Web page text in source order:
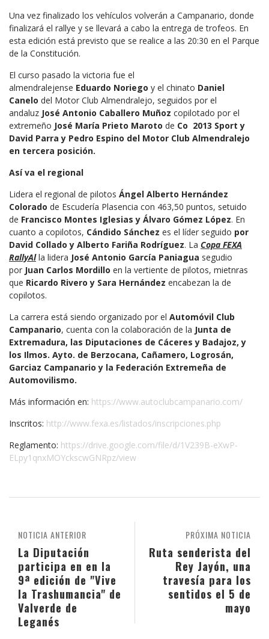
Una vez finalizado los vehículos volverán a Campanario, donde
finalizará el rallye y se llevará a cabo la entrega de trofeos. En
esta edición está previsto que se realice a las 20:30 en el Parque
de la Constitución.
El curso pasado la victoria fue el
almendralejense Eduardo Noriego y el chinato Daniel
Canelo del Motor Club Almendralejo, seguidos por el
andaluz José Antonio Caballero Muñoz copilotado por el
extremeño José María Prieto Maroto de Co 2013 Sport y
David Parra y Pedro Espino del Motor Club Almendralejo
en tercera posición.
Así va el regional
Lidera el regional de pilotos Ángel Alberto Hernández
Colorado de Escudería Plasencia con 463,50 puntos, setuido
de Francisco Montes Iglesias y Álvaro Gómez López. En
cuanto a copilotos, Cándido Sánchez es el líder seguido por
David Collado y Alberto Fariña Rodríguez. La Copa FEXA
RallyAlla lidera José Antonio García Paniagua segudio
por Juan Carlos Mordillo en la vertiente de pilotos, mietnras
que Ricardo Rivero y Sara Hernández encabezan la de
copilotos.
La carrera está siendo organizado por el Automóvil Club
Campanario, cuenta con la colaboración de la Junta de
Extremadura, las Diputaciones de Cáceres y Badajoz, y
los Ilmos. Ayto. de Berzocana, Cañamero, Logrosán,
Garciaz Campanario y la Federación Extremeña de
Automovilismo.
Más información en: https://www.autoclubcampanario.com/
Inscritos: http://www.fexa.es/listados/inscripciones.php
Reglamento: https://drive.google.com/file/d/1V239B-eXwP-
ELpy1qnxMOYckscwGNRpz/view
PRÓXIMA NOTICIA
Ruta senderista del
Rey Jayón, una
travesía para los
sentidos el 5 de
mayo
NOTICIA ANTERIOR
La Diputación
participa en en la
9ª edición de "Vive
la Trashumancia" de
Valverde de
Leganés